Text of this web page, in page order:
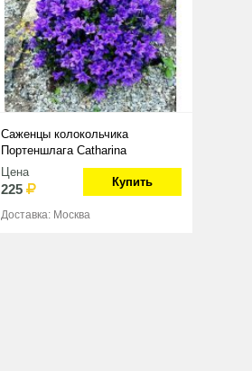
Саженцы колокольчика
Портеншлага Catharina
Цена
225 Купить
Доставка: Москва